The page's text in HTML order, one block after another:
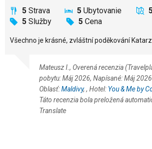
5 Strava 5 Ubytovanie
5 Služby 5 Cena
Všechno je krásné, zvláštní poděkování
Mateusz I., Overená recenzia
pobytu: Máj 2026, Napísané: Máj 2026
Oblasť:Maldivy, , Hotel: You & Me by
Táto recenzia bola preložená
Translate